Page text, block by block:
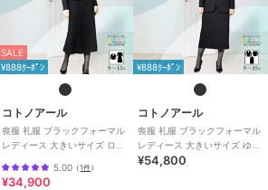
SALE
¥888ｸｰﾎﾟﾝ
コトノアール
喪服 礼服 ブラックフォーマル
レディース 大きいサイズ ロン
5.00 （1件）
¥34,900
¥888ｸｰﾎﾟﾝ
コトノアール
喪服 礼服 ブラックフォーマル
レディース 大きいサイズ ゆっ
たり ロング 日本製 (61003)
¥54,800